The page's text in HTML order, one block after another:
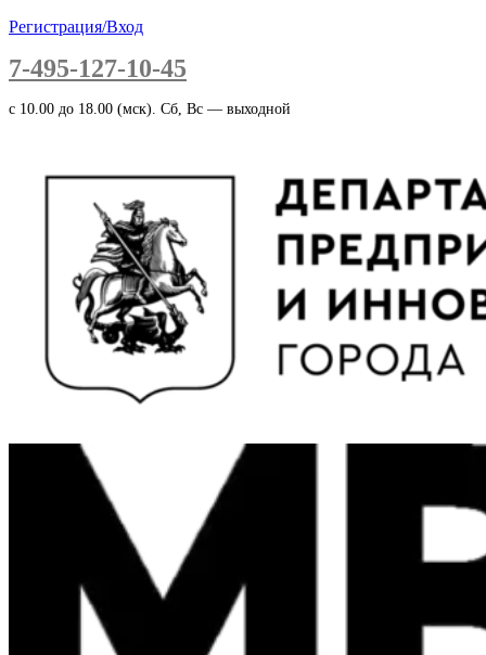
Регистрация/Вход
7-495-127-10-45
c 10.00 до 18.00 (мск). Сб, Вс — выходной